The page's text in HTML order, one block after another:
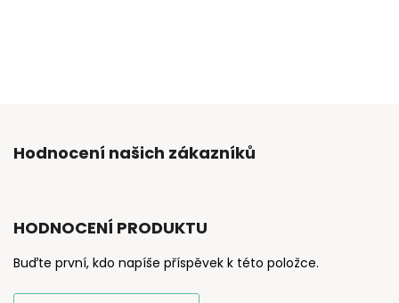
Hodnocení našich zákazníků
HODNOCENÍ PRODUKTU
Buďte první, kdo napíše příspěvek k této položce.